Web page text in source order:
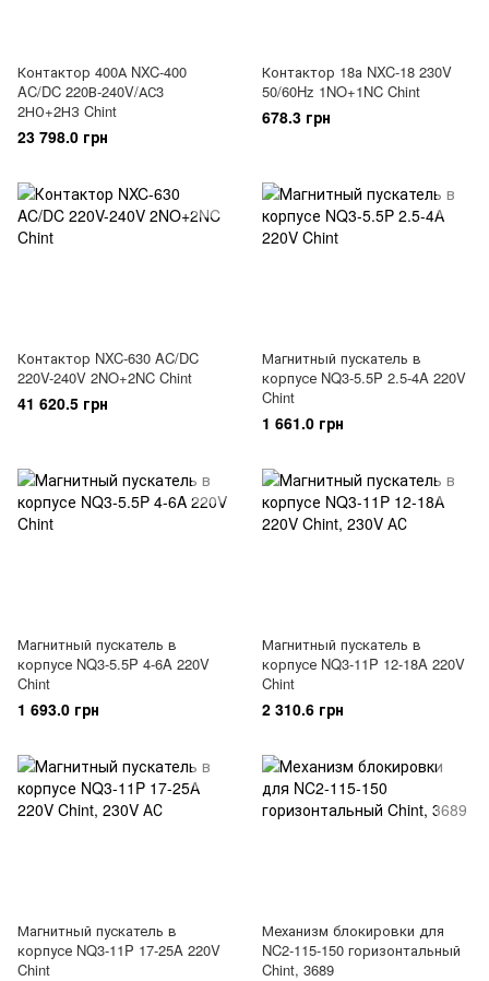
Контактор 400А NXC-400
AC/DC 220В-240V/АС3
2НО+2НЗ Chint
23 798.0 грн
Контактор 18а NXC-18 230V
50/60Hz 1NO+1NC Chint
678.3 грн
Контактор NXC-630 AC/DC
220V-240V 2NO+2NC Chint
41 620.5 грн
Магнитный пускатель в
корпусе NQ3-5.5P 2.5-4A 220V
Chint
1 661.0 грн
Магнитный пускатель в
корпусе NQ3-5.5P 4-6A 220V
Chint
1 693.0 грн
Магнитный пускатель в
корпусе NQ3-11P 12-18A 220V
Chint
2 310.6 грн
Магнитный пускатель в
корпусе NQ3-11P 17-25A 220V
Chint
Механизм блокировки для
NC2-115-150 горизонтальный
Chint, 3689